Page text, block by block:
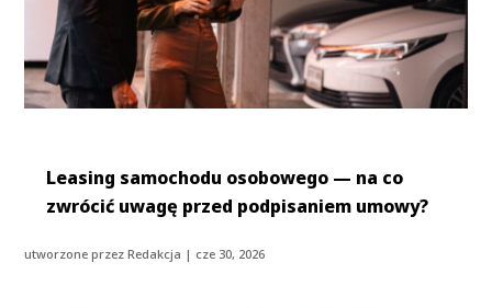
Leasing samochodu osobowego — na co
zwrócić uwagę przed podpisaniem umowy?
utworzone przezRedakcja | cze 30, 2026